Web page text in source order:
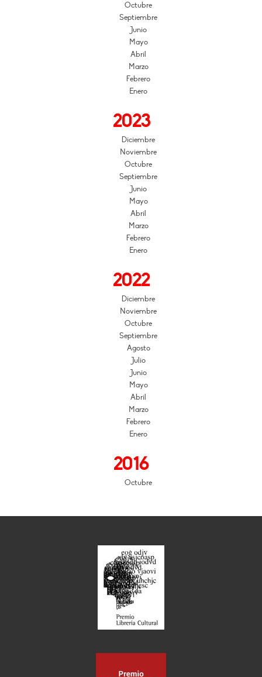
Octubre
Septiembre
Junio
Mayo
Abril
Marzo
Febrero
Enero
2023
Diciembre
Noviembre
Octubre
Septiembre
Junio
Mayo
Abril
Marzo
Febrero
Enero
2022
Diciembre
Noviembre
Octubre
Septiembre
Agosto
Julio
Junio
Mayo
Abril
Marzo
Febrero
Enero
2016
Octubre